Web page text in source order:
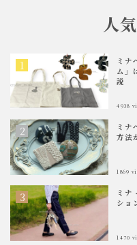
others(recommend)
all
言
語
を
選
択
人
ミナ
ム」
説
4938
ミナ
方法
1869
ミナ
ショ
1470